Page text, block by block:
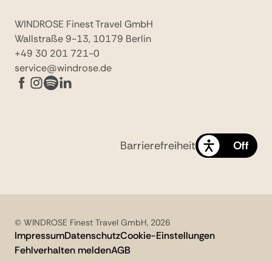
WINDROSE Finest Travel GmbH
Wallstraße 9-13, 10179 Berlin
+49 30 201 721-0
service@windrose.de
Barrierefreiheit On Off
© WINDROSE Finest Travel GmbH, 2026
ImpressumDatenschutzCookie-Einstellungen
Fehlverhalten meldenAGB